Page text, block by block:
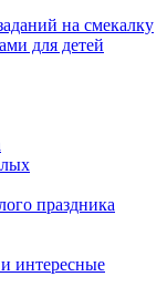
на смекалку
для детей
праздника
интересные